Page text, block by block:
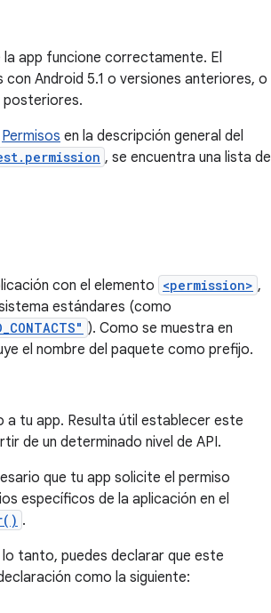
app funcione correctamente. El
Android 5.1 o versiones anteriores, o
posteriores.
Permisos en la descripción general del
, se encuentra una lista de
con el elemento <permission> ,
estándares (como
). Como se muestra en
el nombre del paquete como prefijo.
a tu app. Resulta útil establecer este
de un determinado nivel de API.
que tu app solicite el permiso
específicos de la aplicación en el
.
lo tanto, puedes declarar que este
como la siguiente: